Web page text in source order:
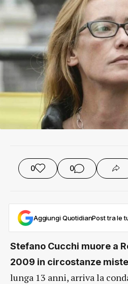
0 0
Aggiungi QuotidianPost tra le
Stefano Cucchi muore a
2009 in circostanze
lunga 13 anni, arriva la